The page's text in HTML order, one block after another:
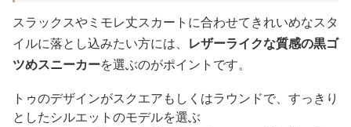
スラックスやミモレ丈スカートに合わせてきれいめなスタ
イルに落とし込みたい方には、 レザーライクな質感の黒ゴ
ツめスニーカーを選ぶのがポイントです。
トゥのデザインがスクエアもしくはラウンドで、すっきり
としたシルエットのモデルを選ぶ